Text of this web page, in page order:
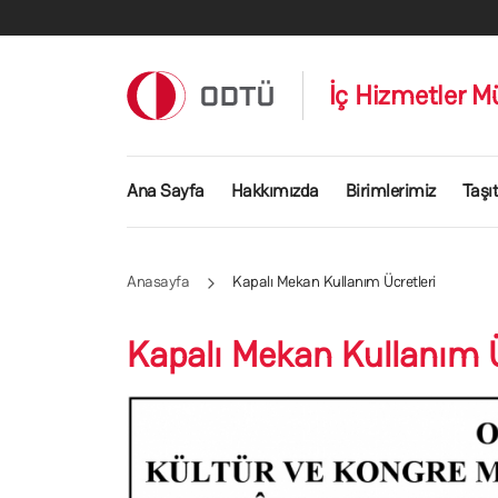
İç Hizmetler
Ana gezinti menüsü
Ana Sayfa Hakkımızda Birimlerimiz
Anasayfa Kapalı Mekan Kullanım Ücretleri
Kapalı Mekan